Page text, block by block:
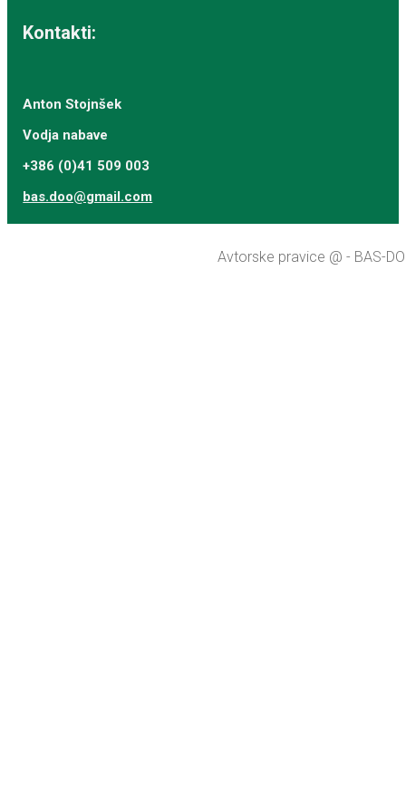
Kontakti:
Anton Stojnšek
Vodja nabave
+386 (0)41 509 003
bas.doo@gmail.com
Avtorske pravice @ - BAS-